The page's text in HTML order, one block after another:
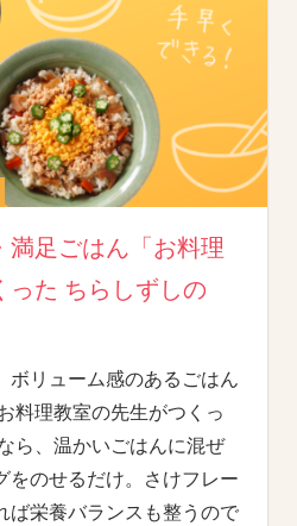
満足ごはん「お料理
った ちらしずしの
ボリューム感のあるごはん
料理教室の先生がつくっ
ら、温かいごはんに混ぜ
をのせるだけ。さけフレー
ば栄養バランスも整うので